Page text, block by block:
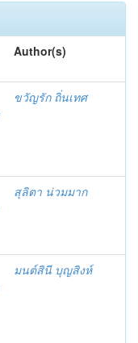
Author(s)
ขวัญรัก ถิ่นเทศ
สุลิตา น่วมมาก
มนต์สินี บุญสิงห์